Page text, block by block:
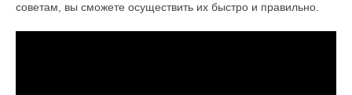
советам, вы сможете осуществить их быстро и правильно.